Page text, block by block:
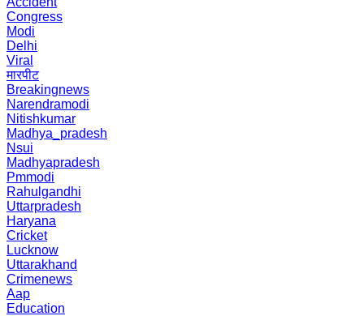
Congress
Modi
Delhi
Viral
मारपीट
Breakingnews
Narendramodi
Nitishkumar
Madhya_pradesh
Nsui
Madhyapradesh
Pmmodi
Rahulgandhi
Uttarpradesh
Haryana
Cricket
Lucknow
Uttarakhand
Crimenews
Aap
Education